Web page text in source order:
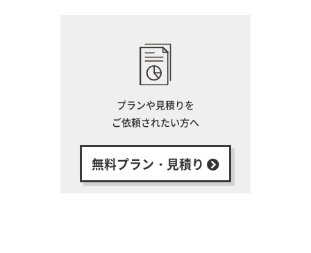
プランや見積りを
ご依頼されたい方へ
無料プラン・見積り